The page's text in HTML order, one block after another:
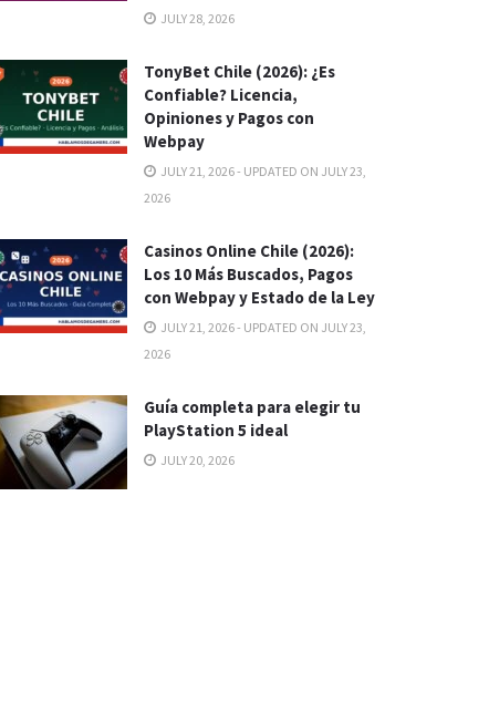
JULY 28, 2026
TonyBet Chile (2026): ¿Es
Confiable? Licencia,
Opiniones y Pagos con
Webpay
JULY 21, 2026 - UPDATED ON JULY 23,
2026
Casinos Online Chile (2026):
Los 10 Más Buscados, Pagos
con Webpay y Estado de la Ley
JULY 21, 2026 - UPDATED ON JULY 23,
2026
Guía completa para elegir tu
PlayStation 5 ideal
JULY 20, 2026